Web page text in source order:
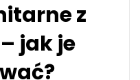
z
jak je